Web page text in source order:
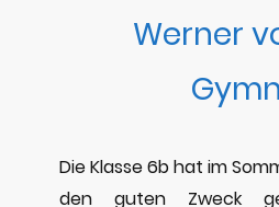
Werner
Die Klasse 6b hat im
den guten Zweck